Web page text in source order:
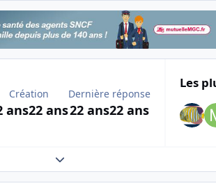
Création
ans22 ans
Dernière réponse
22 ans22 ans
Les
Expand topic overview